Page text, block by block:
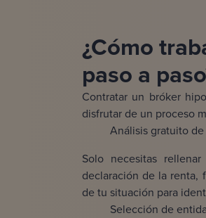
¿Cómo
paso a
Contratar un bróker
disfrutar de un proceso
Análisis gratuito
Solo necesitas
declaración de la renta,
de tu situación para
Selección de